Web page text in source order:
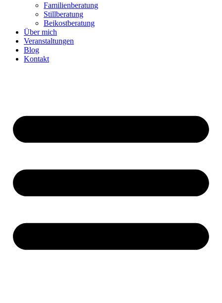
Familienberatung
Stillberatung
Beikostberatung
Über mich
Veranstaltungen
Blog
Kontakt